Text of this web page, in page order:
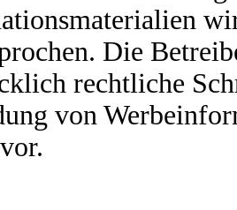
Die
rechtliche
von